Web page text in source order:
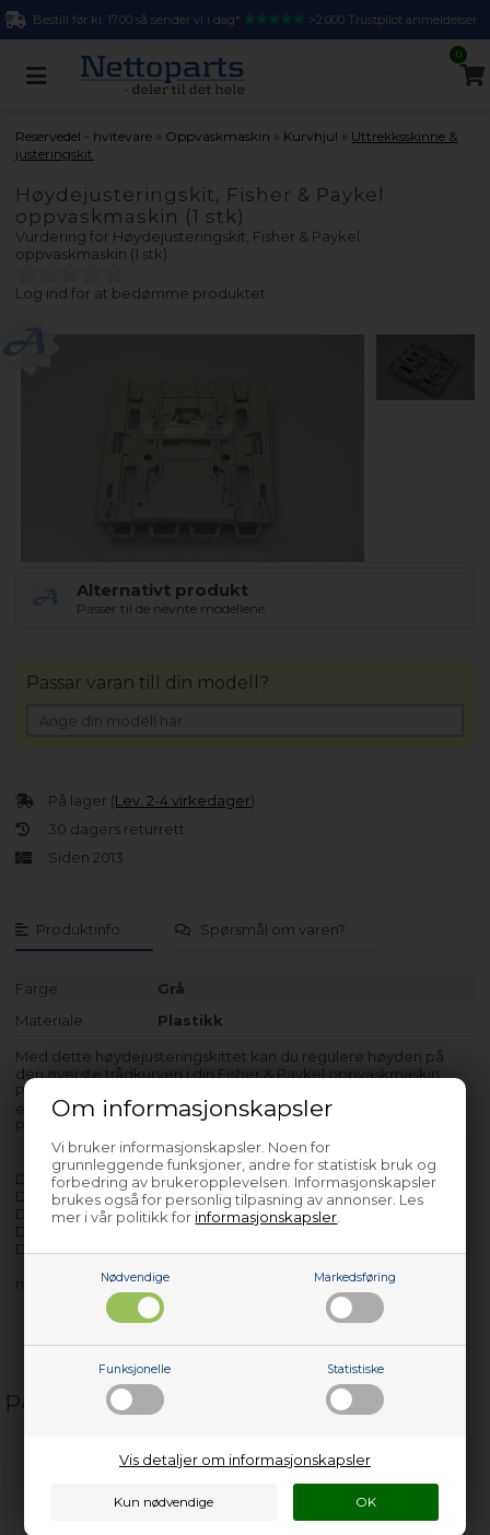
Om informasjonskapsler
Vi bruker informasjonskapsler. Noen for
grunnleggende funksjoner, andre for statistisk bruk og
forbedring av brukeropplevelsen. Informasjonskapsler
brukes også for personlig tilpasning av annonser. Les
mer i vår politikk for informasjonskapsler
Nødvendige Markedsføring
Funksjonelle Statistiske
Vis detaljer om informasjonskapsler
Bestill før kl. 17.00 så sender vi i dag* >2.000 Trustpilot anmeldelser
0
Reservedel - hvitevare » Oppvaskmaskin » Kurvhjul » Uttrekksskinne &
justeringskit
Høydejusteringskit, Fisher & Paykel
oppvaskmaskin (1 stk)
Vurdering for Høydejusteringskit, Fisher & Paykel
oppvaskmaskin (1 stk)
Log ind for at bedømme produktet
Alternativt produkt
Passer til de nevnte modellene.
Produktinfo Spørsmål om varen?
Farge
Grå
Materiale
Plastikk
Med dette høydejusteringskittet kan du regulere høyden på
den øverste trådkurven i din Fisher & Paykel oppvaskmaskin.
Produktet er kun egnet til modeller med produktnr. som angitt
etter bindestrek.
Prisen er for 1 stk. Du trenger 2 stk pr. produkt
DW60CCW1 - 7610849042
DW60CCX1 - 7610749042
DW60DOX1 - 7688049042
DW60DOX192623 - 7684539042
DW60DOX1FPAA - 7684539042
med flere…
På lager (Lev. 2-4 virkedager).
30 dagers returrett
Siden 2013
Passar varan till din modell?
Populære relaterte produkter